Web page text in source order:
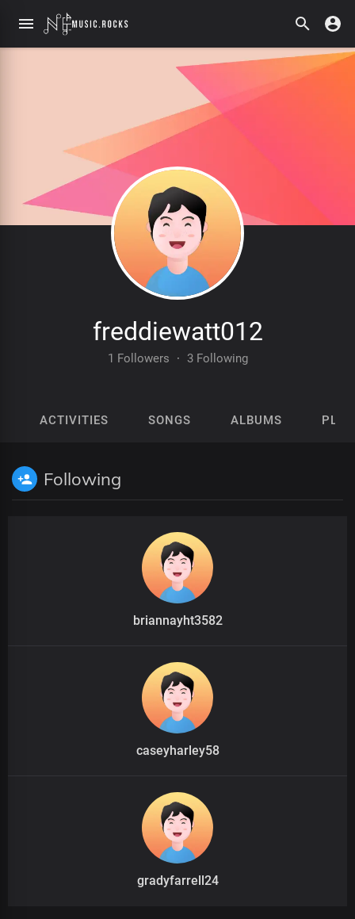
freddiewatt012
1 Followers · 3 Following
ACTIVITIES SONGS ALBUMS
Following
briannayht3582
caseyharley58
gradyfarrell24